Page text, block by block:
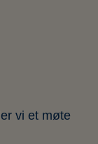
vi et møte